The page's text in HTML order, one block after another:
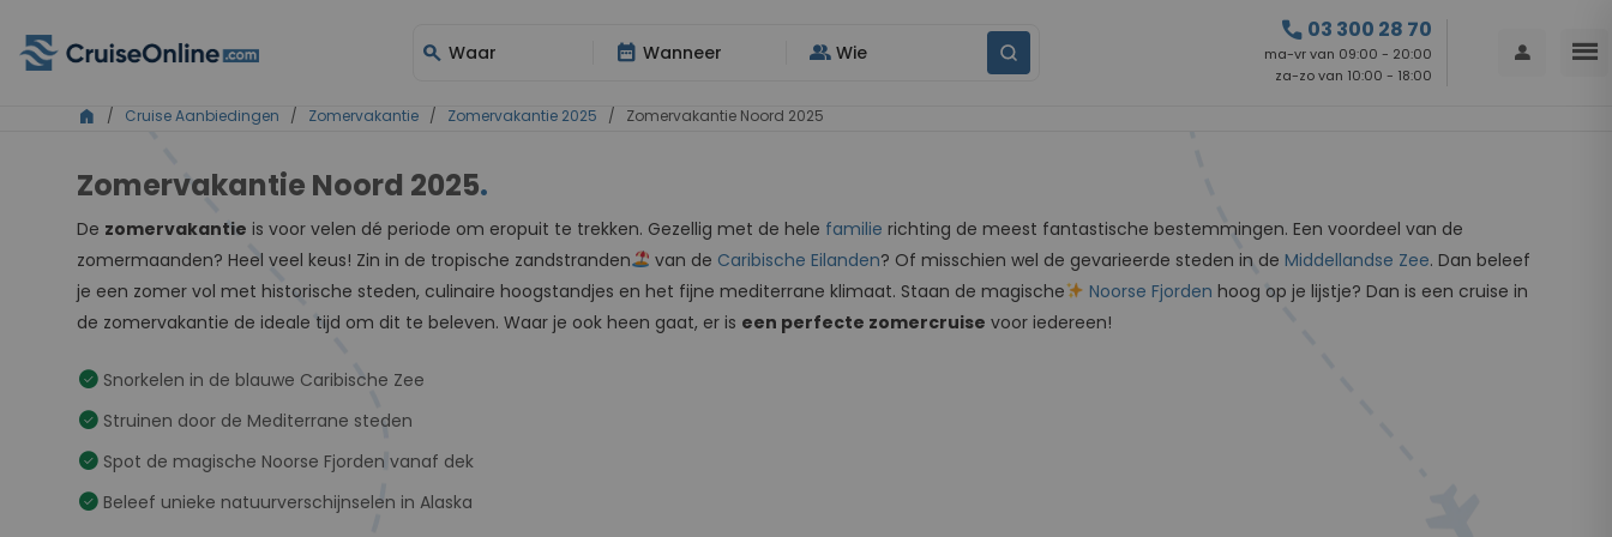
search Waar date_range Wanneer group Wie
call 03 300 28 70
ma-vr van 09:00 - 20:00
za-zo van 10:00 - 18:00
person menu
home / Cruise Aanbiedingen / Zomervakantie / Zomervakantie 2025 / Zomervakantie Noord 2025
Zomervakantie Noord 2025.
De zomervakantie is voor velen dé periode om eropuit te trekken. Gezellig met de hele familie richting de meest fantastische bestemmingen. Een voordeel van de
zomermaanden? Heel veel keus! Zin in de tropische zandstranden
van de Caribische Eilanden? Of misschien wel de gevarieerde steden in deMiddellandse Zee. Dan beleef
je een zomer vol met historische steden, culinaire hoogstandjes en het fijne mediterrane klimaat. Staan de magische
Noorse Fjorden hoog op je lijstje? Dan is een cruise in
de zomervakantie de ideale tijd om dit te beleven. Waar je ook heen gaat, er is een perfecte zomercruise voor iedereen!
check_circle Snorkelen in de blauwe Caribische Zee
check_circle Struinen door de Mediterrane steden
check_circle Spot de magische Noorse Fjorden vanaf dek
check_circle Beleef unieke natuurverschijnselen in Alaska